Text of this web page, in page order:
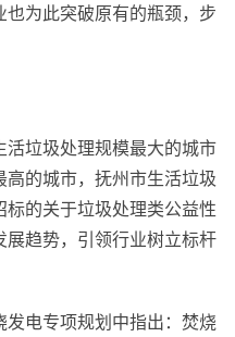
为此突破原有的瓶颈，步
活垃圾处理规模最大的城市
的城市，抚州市生活垃圾
的关于垃圾处理类公益性
展趋势，引领行业树立标杆
电专项规划中指出：焚烧